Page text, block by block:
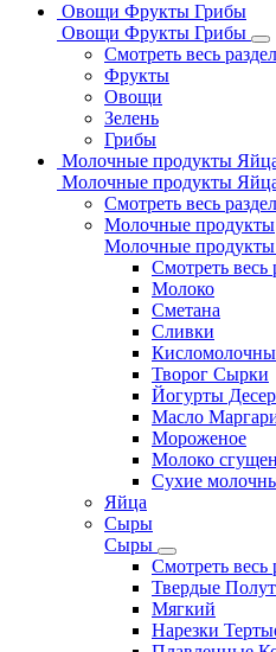
Овощи Фрукты Грибы
Овощи Фрукты Грибы
Смотреть весь раздел
Фрукты
Овощи
Зелень
Грибы
Молочные продукты
Молочные продукты
Смотреть весь раздел
Молочные продукты
Молочные продукты
Смотреть весь
Молоко
Сметана
Сливки
Творог Сырки
Йогурты
Масло
Мороженое
Молоко
Сухие
Яйца
Сыры
Сыры
Смотреть весь
Твердые
Мягкий
Нарезки